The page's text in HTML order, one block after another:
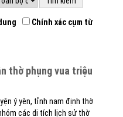
Chính xác cụm từ
thờ phụng vua triệu
ý yên, tỉnh nam định thờ
các di tích lịch sử thờ